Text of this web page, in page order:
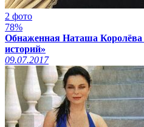
2 фото
78%
Обнаженная Наташа
историй»
09.07.2017